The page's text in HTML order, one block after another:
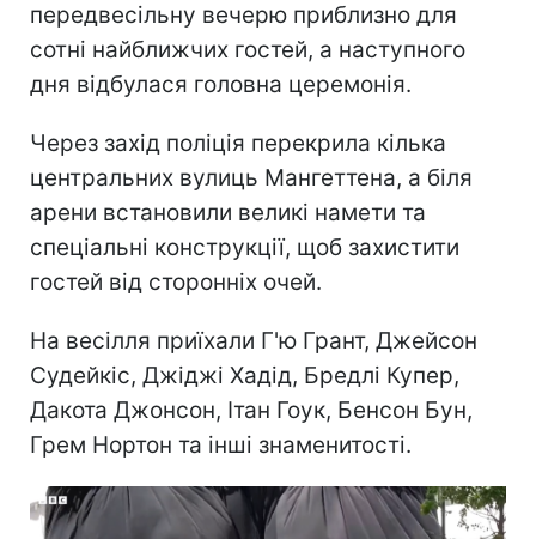
передвесільну вечерю приблизно для
сотні найближчих гостей, а наступного
дня відбулася головна церемонія.
Через захід поліція перекрила кілька
центральних вулиць Мангеттена, а біля
арени встановили великі намети та
спеціальні конструкції, щоб захистити
гостей від сторонніх очей.
На весілля приїхали Г'ю Грант, Джейсон
Судейкіс, Джіджі Хадід, Бредлі Купер,
Дакота Джонсон, Ітан Гоук, Бенсон Бун,
Грем Нортон та інші знаменитості.